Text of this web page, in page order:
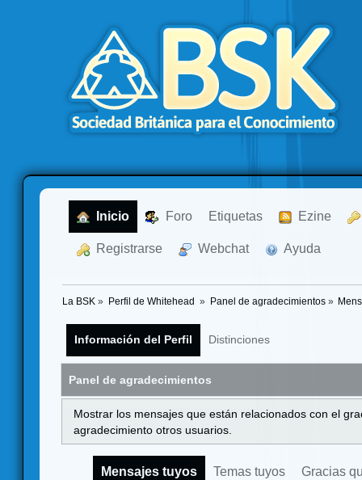
Inicio Foro Etiquetas Ezine
Registrarse Webchat Ayuda
La BSK » Perfil de Whitehead » Panel de agradecimientos»
Información del Perfil Distinciones
Panel de agradecimientos
Mostrar los mensajes que están relacionados con el
agradecimiento otros usuarios.
Mensajes tuyos Temas tuyos Gracias